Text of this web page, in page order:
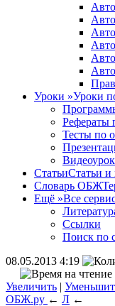
Уроки »Уроки
Тесты по
СтатьиСтатьи и
Словарь ОБЖ
Ещё »Все
Ссылки
Поиск по
08.05.2013 4:19
Увеличить |
ОБЖ.ру ← Л ←